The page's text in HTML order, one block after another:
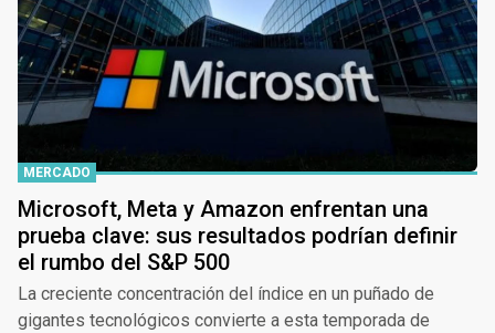
MERCADO
Microsoft, Meta y Amazon enfrentan una
prueba clave: sus resultados podrían definir
el rumbo del S&P 500
La creciente concentración del índice en un puñado de
gigantes tecnológicos convierte a esta temporada de